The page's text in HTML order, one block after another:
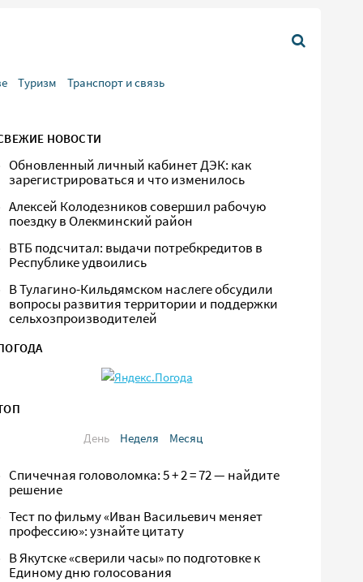
Туризм Транспорт и связь
НОВОСТИ
Обновленный личный кабинет ДЭК: как
зарегистрироваться и что изменилось
Алексей Колодезников совершил рабочую
поездку в Олекминский район
ВТБ подсчитал: выдачи потребкредитов в
Республике удвоились
В Тулагино-Кильдямском наслеге обсудили
вопросы развития территории и поддержки
сельхозпроизводителей
День
Неделя Месяц
Спичечная головоломка: 5 + 2 = 72 — найдите
решение
Тест по фильму «Иван Васильевич меняет
профессию»: узнайте цитату
В Якутске «сверили часы» по подготовке к
Единому дню голосования